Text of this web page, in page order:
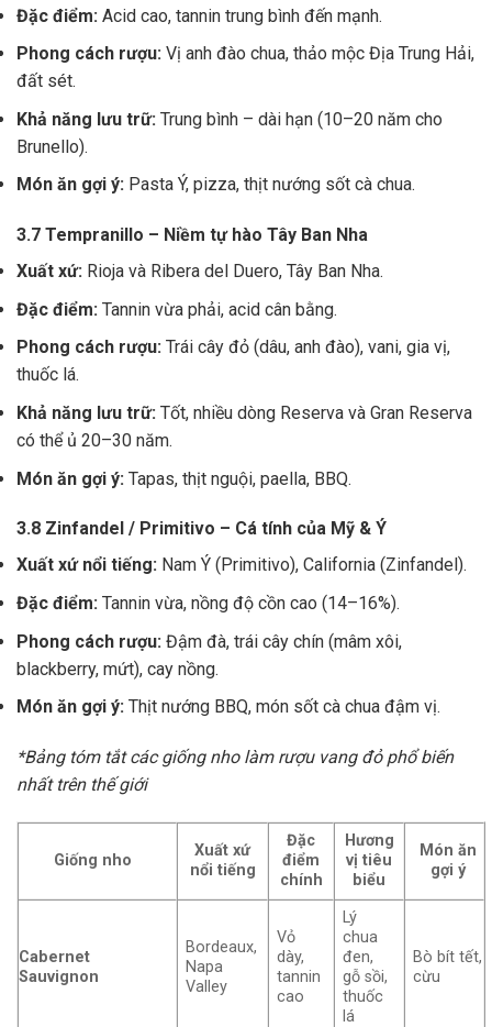
Đặc điểm: Acid cao, tannin trung bình đến mạnh.
Phong cách rượu: Vị anh đào chua, thảo mộc Địa Trung Hải,
đất sét.
Khả năng lưu trữ: Trung bình – dài hạn (10–20 năm cho
Brunello).
Món ăn gợi ý: Pasta Ý, pizza, thịt nướng sốt cà chua.
3.7 Tempranillo – Niềm tự hào Tây Ban Nha
Xuất xứ: Rioja và Ribera del Duero, Tây Ban Nha.
Đặc điểm: Tannin vừa phải, acid cân bằng.
Phong cách rượu: Trái cây đỏ (dâu, anh đào), vani, gia vị,
thuốc lá.
Khả năng lưu trữ: Tốt, nhiều dòng Reserva và Gran Reserva
có thể ủ 20–30 năm.
Món ăn gợi ý: Tapas, thịt nguội, paella, BBQ.
3.8 Zinfandel / Primitivo – Cá tính của Mỹ & Ý
Xuất xứ nổi tiếng: Nam Ý (Primitivo), California (Zinfandel).
Đặc điểm: Tannin vừa, nồng độ cồn cao (14–16%).
Phong cách rượu: Đậm đà, trái cây chín (mâm xôi,
blackberry, mứt), cay nồng.
Món ăn gợi ý: Thịt nướng BBQ, món sốt cà chua đậm vị.
*Bảng tóm tắt các giống nho làm rượu vang đỏ phổ biến
nhất trên thế giới
Giống nho
Xuất xứ
nổi tiếng
Đặc
điểm
chính
Hương
vị tiêu
biểu
Món ăn
gợi ý
Cabernet
Sauvignon
Bordeaux,
Napa
Valley
Vỏ
dày,
tannin
cao
Lý
chua
đen,
gỗ sồi,
thuốc
lá
Bò bít tết,
cừu